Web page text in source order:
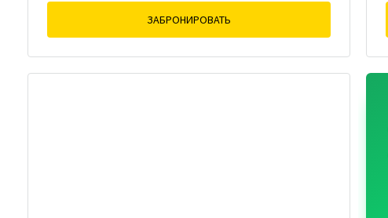
ЗАБРОНИРОВАТЬ